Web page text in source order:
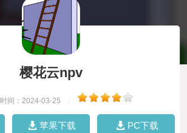
樱花云npv
时间：2024-03-25
苹果下载 PC下载